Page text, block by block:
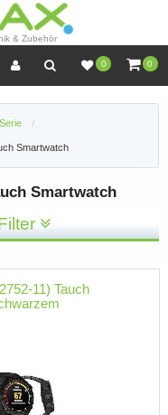
& Zubehör
0 0
Smartwatch
Smartwatch
11) Tauch